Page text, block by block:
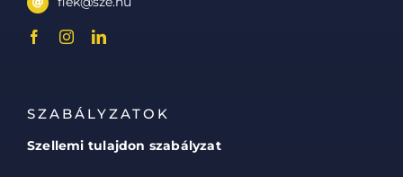
SZABÁLYZATOK
Szellemi tulajdon szabályzat